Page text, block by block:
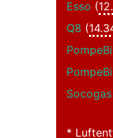
Esso (
Q8 (
Socogas
*